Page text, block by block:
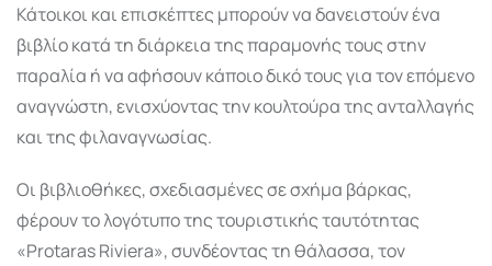
Κάτοικοι και επισκέπτες μπορούν να δανειστούν ένα
βιβλίο κατά τη διάρκεια της παραμονής τους στην
παραλία ή να αφήσουν κάποιο δικό τους για τον επόμενο
αναγνώστη, ενισχύοντας την κουλτούρα της ανταλλαγής
και της φιλαναγνωσίας.
Οι βιβλιοθήκες, σχεδιασμένες σε σχήμα βάρκας,
φέρουν το λογότυπο της τουριστικής ταυτότητας
«Protaras Riviera», συνδέοντας τη θάλασσα, τον